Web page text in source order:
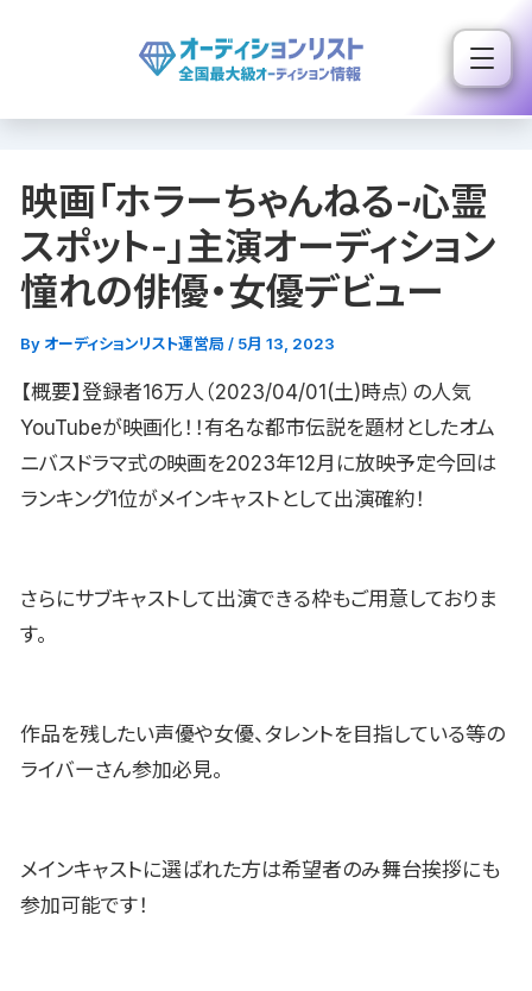
ス
映画「ホラーちゃんねる-心霊
スポット-」主演オーディション
憧れの俳優・女優デビュー
By オーディションリスト運営局 / 5月 13, 2023
【概要】登録者16万人（2023/04/01(土)時点）の人気
YouTubeが映画化！！有名な都市伝説を題材としたオム
ニバスドラマ式の映画を2023年12月に放映予定今回は
ランキング1位がメインキャストとして出演確約！
さらにサブキャストして出演できる枠もご用意しておりま
す。
作品を残したい声優や女優、タレントを目指している等の
ライバーさん参加必見。
メインキャストに選ばれた方は希望者のみ舞台挨拶にも
参加可能です！